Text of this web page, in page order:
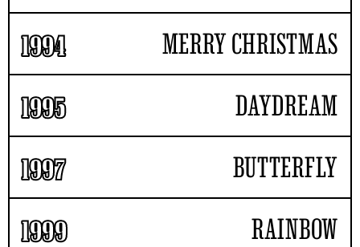
1994 MERRY CHRISTMAS
1995 DAYDREAM
1997 BUTTERFLY
1999 RAINBOW